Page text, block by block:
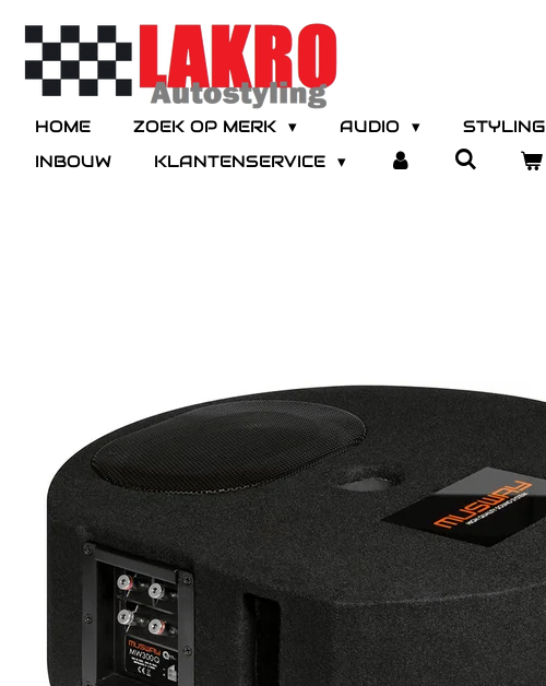
Ga
direct
hoofdinhoud
HOME ZOEK OP MERK AUDIO STYLING
INBOUW
KLANTENSERVICE